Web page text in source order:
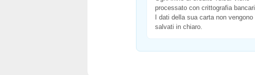
processato con crittografia
I dati della sua carta non vengono
salvati in chiaro.